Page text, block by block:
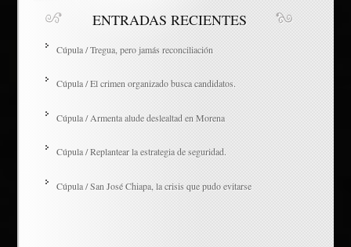
ENTRADAS RECIENTES
Cúpula / Tregua, pero jamás reconciliación
Cúpula / El crimen organizado busca candidatos.
Cúpula / Armenta alude deslealtad en Morena
Cúpula / Replantear la estrategia de seguridad.
Cúpula / San José Chiapa, la crisis que pudo evitarse